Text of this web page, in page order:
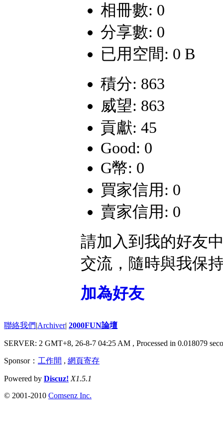
相冊數: 0
分享數: 0
已用空間: 0 B
積分: 863
威望: 863
貢獻: 45
Good: 0
G幣: 0
買家信用: 0
賣家信用: 0
請加入到我的好友
交流，隨時與我保
加為好友
聯絡我們|Archiver| 2000FUN論壇
SERVER: 2 GMT+8, 26-8-7 04:25 AM , Processed in 0.018079
Sponsor： 工作間 , 網頁寄存
Powered by Discuz! X1.5.1
© 2001-2010 Comsenz Inc.